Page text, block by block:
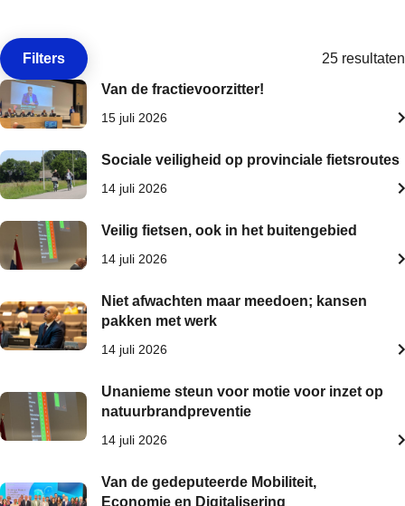
Open de
Filters
25 resultaten
Van de fractievoorzitter!
15 juli 2026
Sociale veiligheid op provinciale fietsroutes
14 juli 2026
Veilig fietsen, ook in het buitengebied
14 juli 2026
Niet afwachten maar meedoen; kansen
pakken met werk
14 juli 2026
Unanieme steun voor motie voor inzet op
natuurbrandpreventie
14 juli 2026
Van de gedeputeerde Mobiliteit,
Economie en Digitalisering